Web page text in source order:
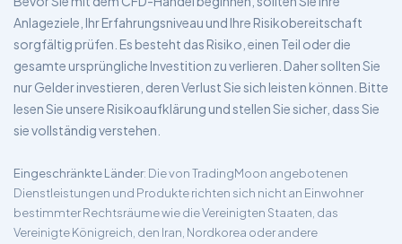
Anlageziele, Ihr Erfahrungsniveau und Ihre Risikobereitschaft
sorgfältig prüfen. Es besteht das Risiko, einen Teil oder die
gesamte ursprüngliche Investition zu verlieren. Daher sollten Sie
nur Gelder investieren, deren Verlust Sie sich leisten können. Bitte
lesen Sie unsere Risikoaufklärung und stellen Sie sicher, dass Sie
sie vollständig verstehen.
Eingeschränkte Länder: Die von TradingMoon angebotenen
Dienstleistungen und Produkte richten sich nicht an Einwohner
bestimmter Rechtsräume wie die Vereinigten Staaten, das
Vereinigte Königreich, den Iran, Nordkorea oder andere